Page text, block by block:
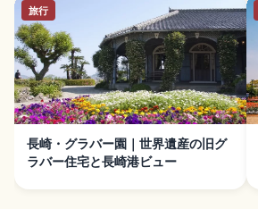
旅行
長崎・グラバー園｜世界遺産の旧グ
ラバー住宅と長崎港ビュー